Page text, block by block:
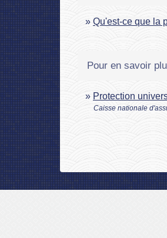
Qu'est-ce que la
Pour en savoir
Protection
Caisse nationale